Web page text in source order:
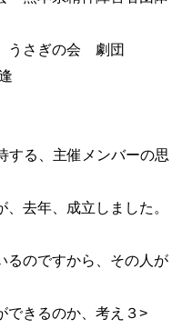
うさぎの会 劇団
る、主催メンバーの思
、去年、成立しました。
るのですから、その人が
できるのか、考え３>